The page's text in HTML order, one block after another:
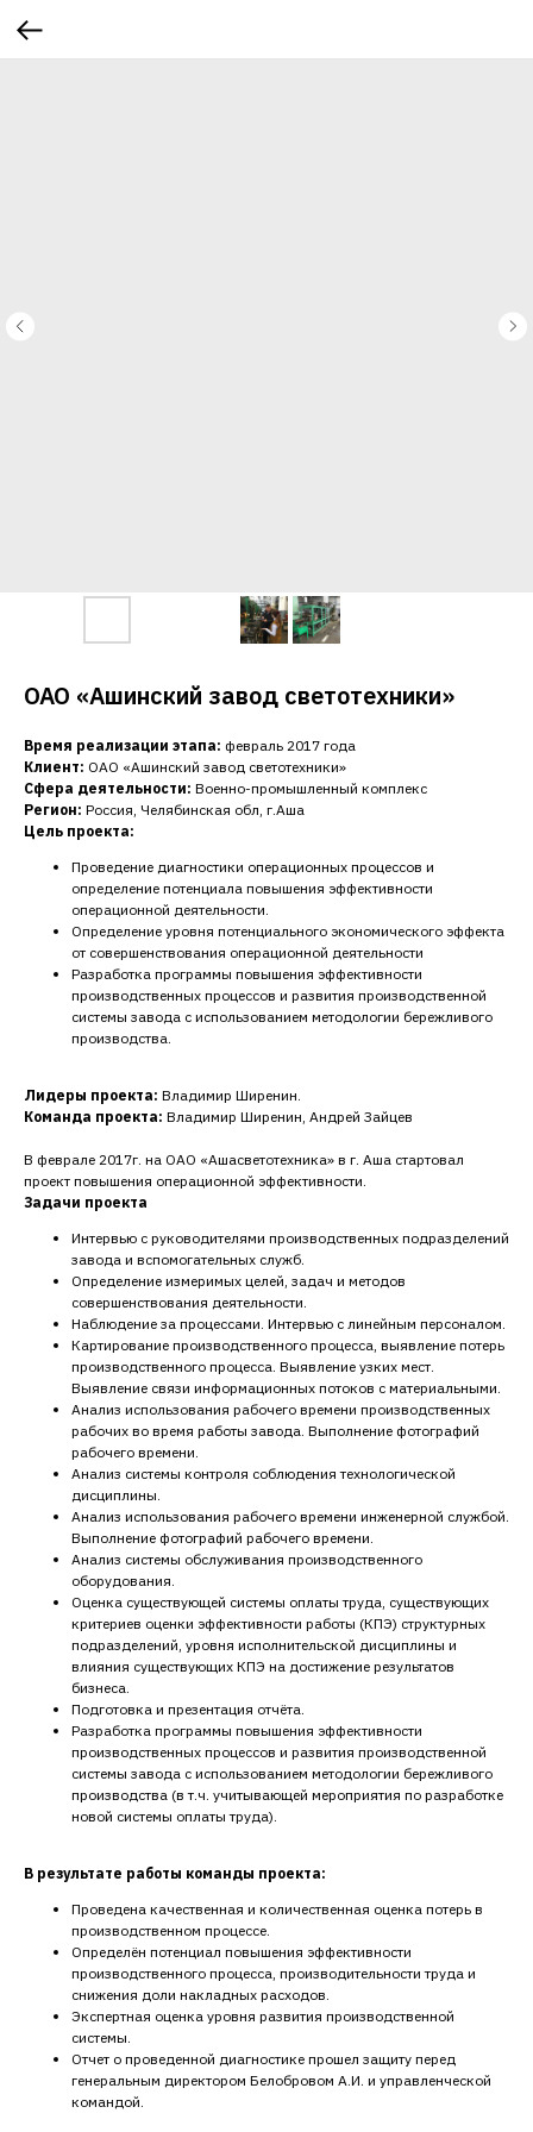
ОАО «Ашинский завод светотехники»
Время реализации этапа: февраль 2017 года
Клиент: ОАО «Ашинский завод светотехники»
Сфера деятельности: Военно-промышленный комплекс
Регион: Россия, Челябинская обл, г.Аша
Цель проекта:
Проведение диагностики операционных процессов и
определение потенциала повышения эффективности
операционной деятельности.
Определение уровня потенциального экономического эффекта
от совершенствования операционной деятельности
Разработка программы повышения эффективности
производственных процессов и развития производственной
системы завода с использованием методологии бережливого
производства.
Лидеры проекта: Владимир Ширенин.
Команда проекта: Владимир Ширенин, Андрей Зайцев
В феврале 2017г. на ОАО «Ашасветотехника» в г. Аша стартовал
проект повышения операционной эффективности.
Задачи проекта
Интервью с руководителями производственных подразделений
завода и вспомогательных служб.
Определение измеримых целей, задач и методов
совершенствования деятельности.
Наблюдение за процессами. Интервью с линейным персоналом.
Картирование производственного процесса, выявление потерь
производственного процесса. Выявление узких мест.
Выявление связи информационных потоков с материальными.
Анализ использования рабочего времени производственных
рабочих во время работы завода. Выполнение фотографий
рабочего времени.
Анализ системы контроля соблюдения технологической
дисциплины.
Анализ использования рабочего времени инженерной службой.
Выполнение фотографий рабочего времени.
Анализ системы обслуживания производственного
оборудования.
Оценка существующей системы оплаты труда, существующих
критериев оценки эффективности работы (КПЭ) структурных
подразделений, уровня исполнительской дисциплины и
влияния существующих КПЭ на достижение результатов
бизнеса.
Подготовка и презентация отчёта.
Разработка программы повышения эффективности
производственных процессов и развития производственной
системы завода с использованием методологии бережливого
производства (в т.ч. учитывающей мероприятия по разработке
новой системы оплаты труда).
В результате работы команды проекта:
Проведена качественная и количественная оценка потерь в
производственном процессе.
Определён потенциал повышения эффективности
производственного процесса, производительности труда и
снижения доли накладных расходов.
Экспертная оценка уровня развития производственной
системы.
Отчет о проведенной диагностике прошел защиту перед
генеральным директором Белобровом А.И. и управленческой
командой.